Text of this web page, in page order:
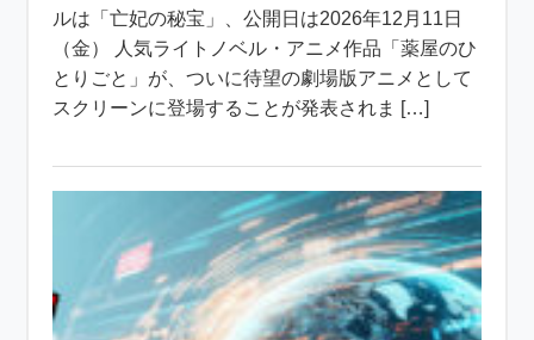
ルは「亡妃の秘宝」、公開日は2026年12月11日
（金） 人気ライトノベル・アニメ作品「薬屋のひ
とりごと」が、ついに待望の劇場版アニメとして
スクリーンに登場することが発表されま […]